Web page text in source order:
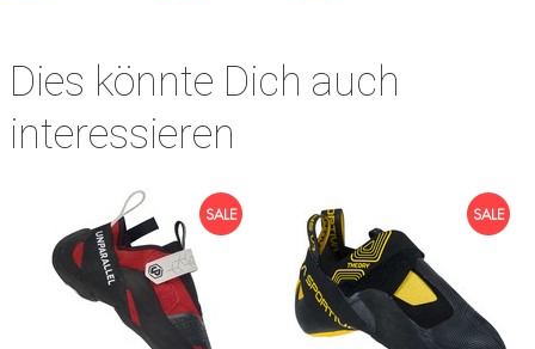
Dies könnte Dich auch
interessieren